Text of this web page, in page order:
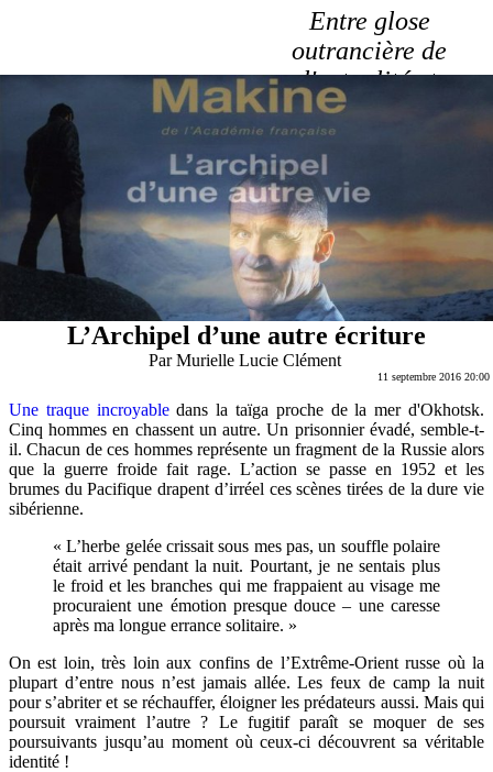
Entre glose
outrancière de
l'actualité et
laboratoire du Verbe
L’Archipel d’une autre écriture
ParMurielle Lucie Clément
11 septembre 2016 20:00
Une traque incroyabledans la taïga proche de la mer d'Okhotsk.
Cinq hommes en chassent un autre. Un prisonnier évadé, semble-t-
il. Chacun de ces hommes représente un fragment de la Russie alors
que la guerre froide fait rage. L’action se passe en 1952 et les
brumes du Pacifique drapent d’irréel ces scènes tirées de la dure vie
sibérienne.
« L’herbe gelée crissait sous mes pas, un souffle polaire
était arrivé pendant la nuit. Pourtant, je ne sentais plus
le froid et les branches qui me frappaient au visage me
procuraient une émotion presque douce – une caresse
après ma longue errance solitaire. »
On est loin, très loin aux confins de l’Extrême-Orient russe où la
plupart d’entre nous n’est jamais allée. Les feux de camp la nuit
pour s’abriter et se réchauffer, éloigner les prédateurs aussi. Mais qui
poursuit vraiment l’autre ? Le fugitif paraît se moquer de ses
poursuivants jusqu’au moment où ceux-ci découvrent sa véritable
identité !